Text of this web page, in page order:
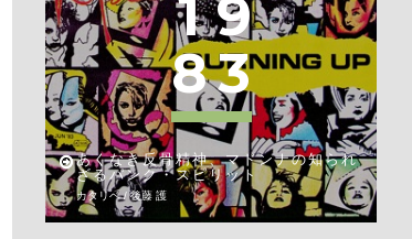
1 9
83
あくなき反骨精神、マドンナの知られ
ざるパンク・スピリット
カタリベ / 後藤 護